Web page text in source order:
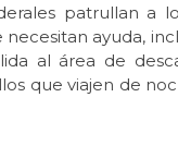
patrullan a
necesitan ayuda,
al área de
que viajen de